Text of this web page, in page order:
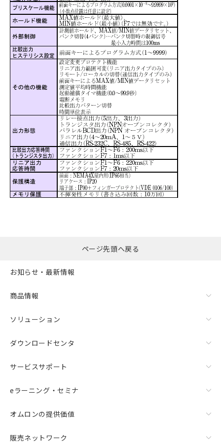
ページ先頭へ戻る
お知らせ・最新情報
商品情報
ソリューション
ダウンロードセンタ
サービスサポート
eラーニング・セミナ
オムロンの提供価値
販売ネットワーク